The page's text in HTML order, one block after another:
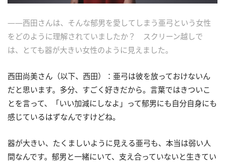
――西田さんは、そんな郁男を愛してしまう亜弓という女性
をどのように理解されていましたか？ スクリーン越しで
は、とても器が大きい女性のように見えました。
西田尚美さん（以下、西田）：亜弓は彼を放っておけないん
だと思います。多分、すごく好きだから。言葉ではきついこ
とを言って、「いい加減にしなよ」って郁男にも自分自身にも
感じているはずなんですけどね。
器が大きい、たくましいように見える亜弓も、本当は弱い人
間なんです。郁男と一緒にいて、支え合っていないと生きてい